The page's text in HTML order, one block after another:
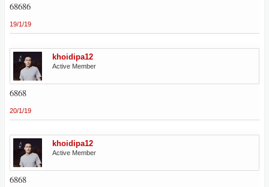
68686
19/1/19
khoidipa12
Active Member
6868
20/1/19
khoidipa12
Active Member
6868